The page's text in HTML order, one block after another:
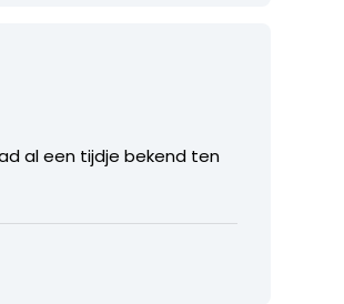
al een tijdje bekend ten